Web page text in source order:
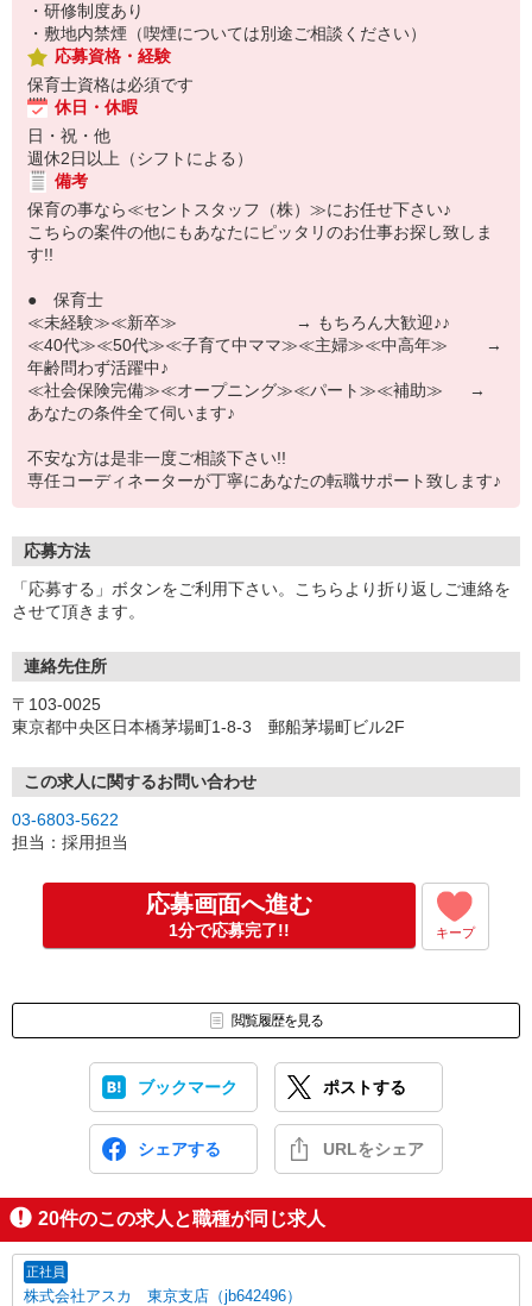
・研修制度あり
・敷地内禁煙（喫煙については別途ご相談ください）
応募資格・経験
保育士資格は必須です
休日・休暇
日・祝・他
週休2日以上（シフトによる）
備考
保育の事なら≪セントスタッフ（株）≫にお任せ下さい♪
こちらの案件の他にもあなたにピッタリのお仕事お探し致しま
す!!
● 保育士
≪未経験≫≪新卒≫ → もちろん大歓迎♪♪
≪40代≫≪50代≫≪子育て中ママ≫≪主婦≫≪中高年≫ →
年齢問わず活躍中♪
≪社会保険完備≫≪オープニング≫≪パート≫≪補助≫ →
あなたの条件全て伺います♪
不安な方は是非一度ご相談下さい!!
専任コーディネーターが丁寧にあなたの転職サポート致します♪
応募方法
「応募する」ボタンをご利用下さい。こちらより折り返しご連絡を
させて頂きます。
連絡先住所
〒103-0025
東京都中央区日本橋茅場町1-8-3 郵船茅場町ビル2F
この求人に関するお問い合わせ
03-6803-5622
担当：採用担当
応募画面へ進む
1分で応募完了!! キープ
閲覧履歴を見る
ブックマーク ポストする
シェアする URLをシェア
20件のこの求人と職種が同じ求人
正社員
株式会社アスカ 東京支店（jb642496）